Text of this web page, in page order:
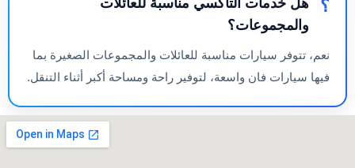
والمجموعات؟
نعم، تتوفر سيارات مناسبة للعائلات والمجموعات الصغيرة بما
فيها سيارات فان واسعة، لتوفير راحة ومساحة أكبر أثناء التنقل.